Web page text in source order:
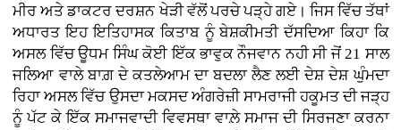
ਮੀਰ ਅਤੇ ਡਾਕਟਰ ਦਰਸ਼ਨ ਖੇੜੀ ਵੱਲੋਂ ਪਰਚੇ ਪੜ੍ਹੇ ਗਏ। ਜਿਸ ਵਿੱਚ ਤੱਥਾਂ
ਅਧਾਰਤ ਇਹ ਇਤਿਹਾਸਕ ਕਿਤਾਬ ਨੂੰ ਬੇਸ਼ਕੀਮਤੀ ਦੱਸਦਿਆ ਕਿਹਾ ਕਿ
ਅਸਲ ਵਿੱਚ ਊਧਮ ਸਿੰਘ ਕੋਈ ਇੱਕ ਭਾਵੁਕ ਨੌਜਵਾਨ ਨਹੀ ਸੀ ਜੋਂ 21 ਸਾਲ
ਜਲਿਆ ਵਾਲੇ ਬਾਗ਼ ਦੇ ਕਤਲੇਆਮ ਦਾ ਬਦਲਾ ਲੈਣ ਲਈ ਦੇਸ਼ ਦੇਸ਼ ਘੁੰਮਦਾ
ਰਿਹਾ ਅਸਲ ਵਿੱਚ ਉਸਦਾ ਮਕਸਦ ਅੰਗਰੇਜ਼ੀ ਸਾਮਰਾਜੀ ਹਕੂਮਤ ਦੀ ਜੜ੍ਹ
ਨੂੰ ਪੱਟ ਕੇ ਇੱਕ ਸਮਾਜਵਾਦੀ ਵਿਵਸਥਾ ਵਾਲ਼ੇ ਸਮਾਜ ਦੀ ਸਿਰਜਣਾ ਕਰਨਾ